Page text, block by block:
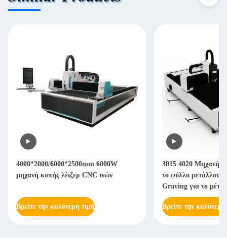
4000*2000/6000*2500mm 6000W
μηχανή κοπής λέιζερ CNC ινών
Βρείτε την καλύτερη τιμή
3015 4020 Μηχανή
το φύλλο μετάλλου
Graving για το
Βρείτε την καλύτερη